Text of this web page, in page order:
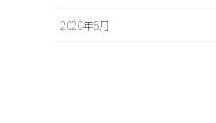
2020年5月